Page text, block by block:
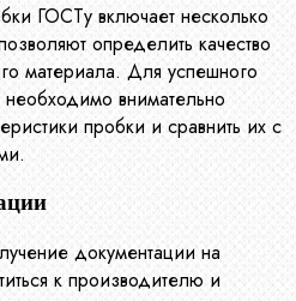
ГОСТу включает несколько
определить качество
материала. Для успешного
внимательно
пробки и сравнить их с
документации на
к производителю и